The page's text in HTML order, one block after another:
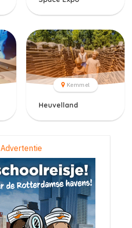
Kemmel
Heuvelland
Advertentie